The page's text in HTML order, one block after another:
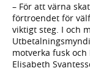
– För att värna
förtroendet för
viktigt steg. I och
motverka fusk
Elisabeth